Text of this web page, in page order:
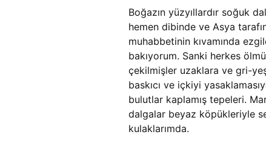
Boğazın yüzyıllardır soğuk
hemen dibinde ve Asya
muhabbetinin kıvamında
bakıyorum. Sanki herkes
çekilmişler uzaklara ve gri-
baskıcı ve içkiyi
bulutlar kaplamış tepeleri.
dalgalar beyaz köpükleriyle
kulaklarımda.